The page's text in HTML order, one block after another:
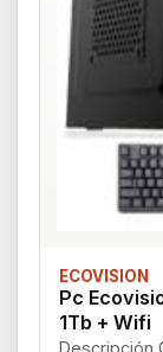
ECOVISION
Pc
1Tb + Wifi